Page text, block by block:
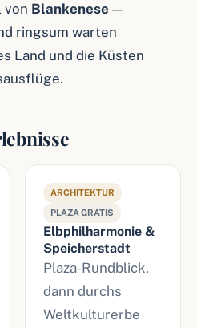
von Blankenese —
ringsum warten
Land und die Küsten
ARCHITEKTUR
PLAZA GRATIS
Elbphilharmonie &
Speicherstadt
Plaza-Rundblick,
dann durchs
Weltkulturerbe